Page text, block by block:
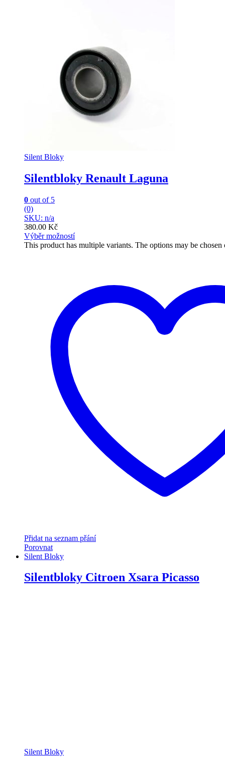
Silent Bloky
Silentbloky Renault Laguna
0 out of 5
(0)
SKU: n/a
380.00 Kč
Výběr možností
This product has multiple variants. The options may be chosen
Přidat na seznam přání
Porovnat
Silent Bloky
Silentbloky Citroen Xsara Picasso
Silent Bloky